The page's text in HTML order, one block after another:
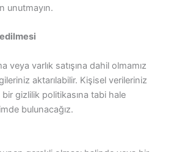
unutmayın.
veya varlık satışına dahil olmamız
aktarılabilir. Kişisel verileriniz
bir gizlilik politikasına tabi hale
bulunacağız.